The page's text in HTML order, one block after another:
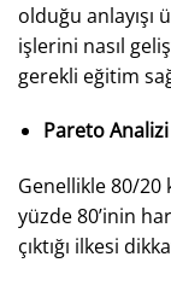
olduğu anlayışı
işlerini nasıl
gerekli eğitim
Pareto Analizi
Genellikle 80/20
yüzde 80’inin
çıktığı ilkesi